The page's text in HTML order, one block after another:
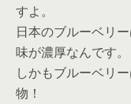
すよ。
日本のブルーベリ
味が濃厚なんです。
しかもブルーベリ
物！